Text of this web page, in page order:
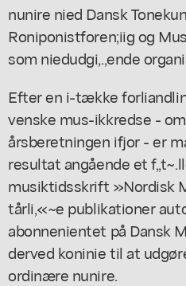
nunire nied Dansk
Roniponistforen;iig og
som niedudgi,.,ende
Efter en i-tække
venske mus-ikkredse -
årsberetningen ifjor - er
resultat angående et
musiktidsskrift »Nordisk
tårli,«~e publikationer
abonnenientet på Dansk
derved koninie til at
ordinære nunire.